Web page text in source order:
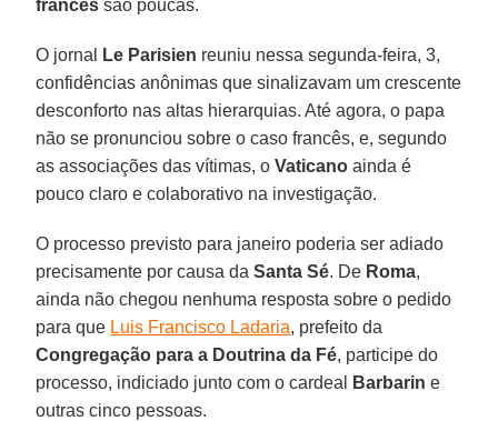
francês são poucas.
O jornal Le Parisien reuniu nessa segunda-feira, 3,
confidências anônimas que sinalizavam um crescente
desconforto nas altas hierarquias. Até agora, o papa
não se pronunciou sobre o caso francês, e, segundo
as associações das vítimas, oVaticano ainda é
pouco claro e colaborativo na investigação.
O processo previsto para janeiro poderia ser adiado
precisamente por causa daSanta Sé. De Roma,
ainda não chegou nenhuma resposta sobre o pedido
para que Luis Francisco Ladaria, prefeito da
Congregação para a Doutrina da Fé, participe do
processo, indiciado junto com o cardeal
Barbarin e
outras cinco pessoas.